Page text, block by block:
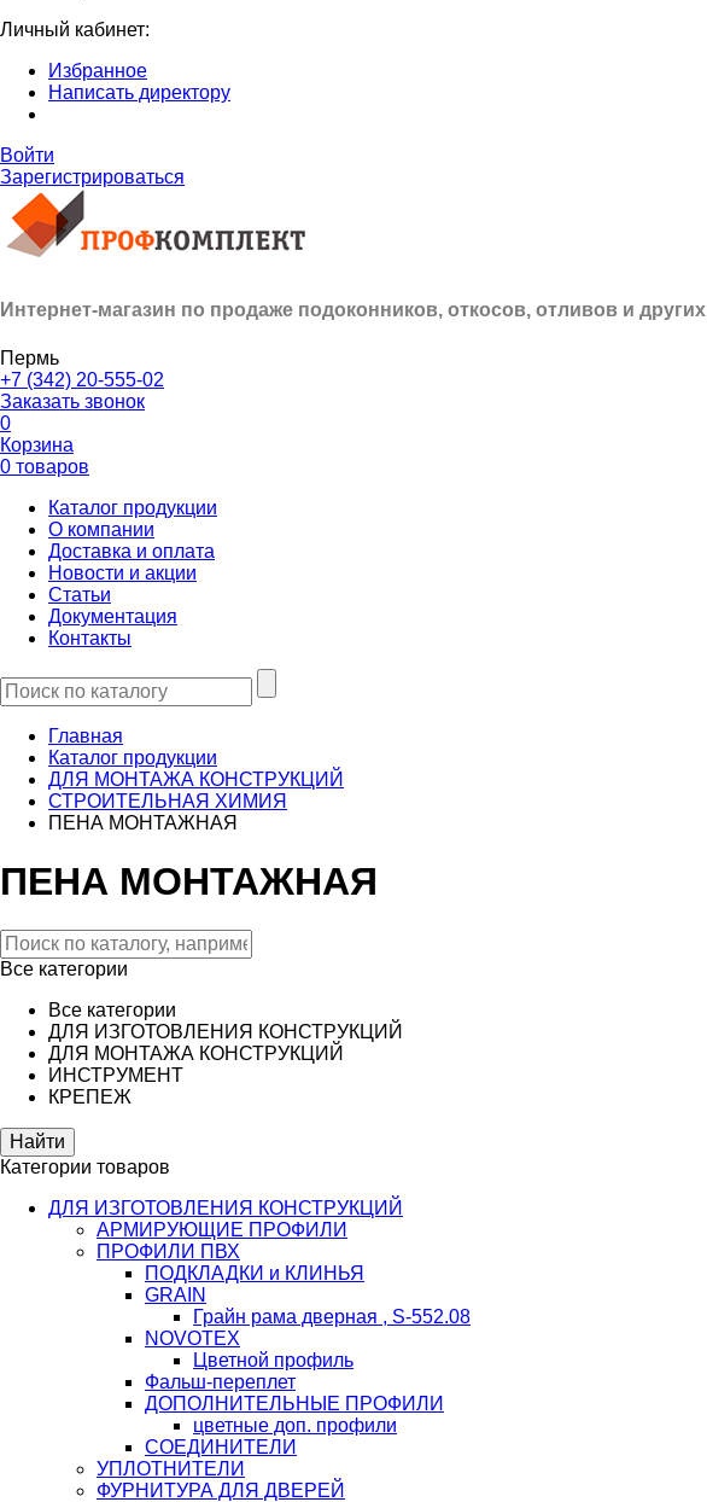
Личный кабинет:
Избранное
Написать директору
Войти
Зарегистрироваться
Интернет-магазин по продаже подоконников, откосов, отливов и других
Пермь
+7 (342) 20-555-02
Заказать звонок
0
Корзина
0 товаров
Каталог продукции
О компании
Доставка и оплата
Новости и акции
Статьи
Документация
Контакты
Главная
Каталог продукции
ДЛЯ МОНТАЖА КОНСТРУКЦИЙ
СТРОИТЕЛЬНАЯ ХИМИЯ
ПЕНА МОНТАЖНАЯ
ПЕНА МОНТАЖНАЯ
Все категории
Все категории
ДЛЯ ИЗГОТОВЛЕНИЯ КОНСТРУКЦИЙ
ДЛЯ МОНТАЖА КОНСТРУКЦИЙ
ИНСТРУМЕНТ
КРЕПЕЖ
Категории товаров
ДЛЯ ИЗГОТОВЛЕНИЯ КОНСТРУКЦИЙ
АРМИРУЮЩИЕ ПРОФИЛИ
ПРОФИЛИ ПВХ
ПОДКЛАДКИ и КЛИНЬЯ
GRAIN
Грайн рама дверная , S-552.08
NOVOTEX
Цветной профиль
Фальш-переплет
ДОПОЛНИТЕЛЬНЫЕ ПРОФИЛИ
цветные доп. профили
СОЕДИНИТЕЛИ
УПЛОТНИТЕЛИ
ФУРНИТУРА ДЛЯ ДВЕРЕЙ